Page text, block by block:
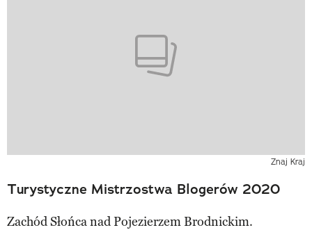
Znaj Kraj
Turystyczne Mistrzostwa Blogerów 2020
Zachód Słońca nad Pojezierzem Brodnickim.